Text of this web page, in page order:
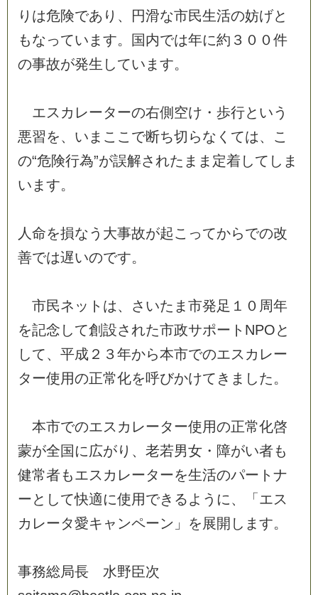
り は危険であ り 、 円滑な市民生活の妨げと
もなってい ま す。 国内では年に約 ３ ０ ０件
の事故が発生 してい ま す。
エス カ レーターの右側 空け ・ 歩行と いう
悪習を、 い ま こ こ で断ち切 らな く ては、 こ
の“危険行為”が誤解さ れた ま ま 定着して し ま
い ま す。
人命を損なう 大事故が起こ ってからでの改
善では遅いのです。
市民ネ ッ ト は、 さ いた ま 市発足 １ ０ 周年
を記念 して創設さ れた市政サポー ト NPOと
して、 平成 ２ ３年から本市でのエス カ レー
ター使用の正常化を呼びかけて き ま した。
本市でのエス カ レーター使用の正常化啓
蒙が全国 に広がり 、 老若男女 ・ 障がい者も
健常者もエス カ レーターを生活のパー ト ナ
ーと して快適に使用でき る よ う に、 「 エス
カ レータ愛キ ャ ンペーン 」 を展開 し ま す。
事務総局長 水野臣次